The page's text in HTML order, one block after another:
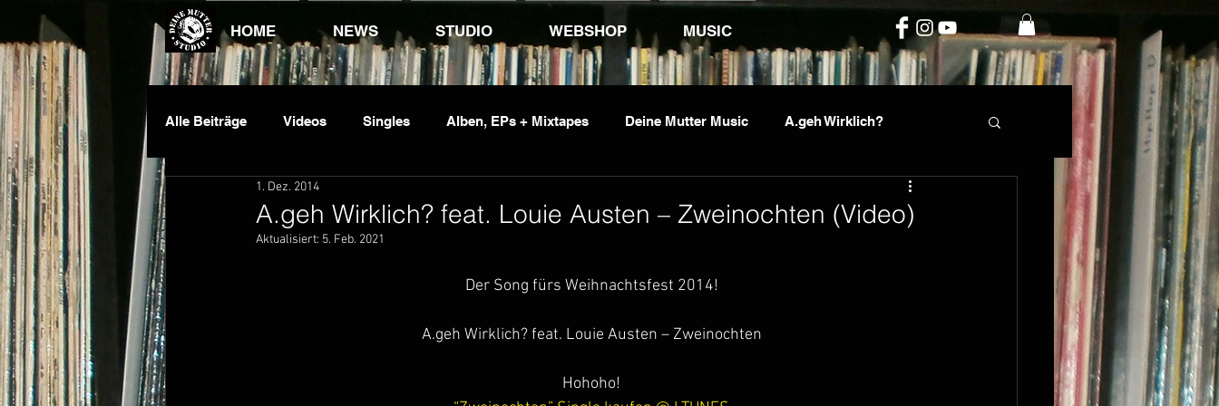
HOME NEWS STUDIO WEBSHOP MUSIC
Alle Beiträge Videos Singles Alben, EPs + Mixtapes Deine Mutter Music A.geh Wirklich?
Dauawizzy DJ King Phil Fin
A.geh Wirklich? feat. Louie Austen – Zweinochten (Video)
1. Dez. 2014
Aktualisiert: 5. Feb. 2021
Der Song fürs Weihnachtsfest 2014!
A.geh Wirklich? feat. Louie Austen – Zweinochten
Hohoho!